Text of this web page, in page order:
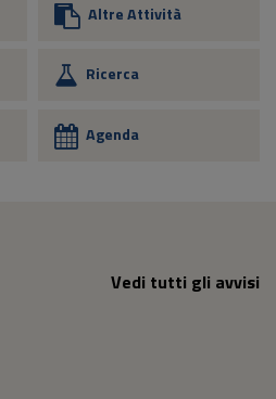
Altre Attività
Ricerca
Agenda
Vedi tutti gli avvisi